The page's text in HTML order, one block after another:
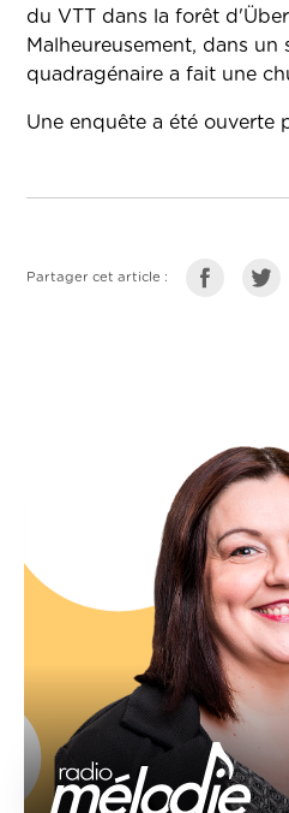
du VTT dans la forêt
Malheureusement, dans un
quadragénaire a fait une
Une enquête a été ouverte
Partager cet article :